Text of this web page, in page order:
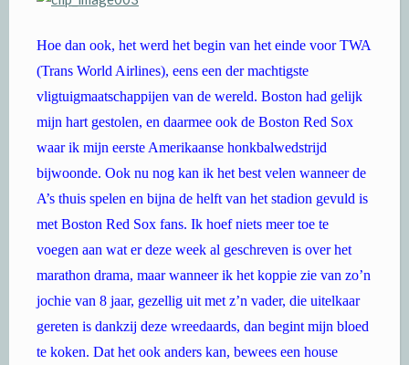
Hoe dan ook, het werd het begin van het einde voor TWA
(Trans World Airlines), eens een der machtigste
vligtuigmaatschappijen van de wereld. Boston had gelijk
mijn hart gestolen, en daarmee ook de Boston Red Sox
waar ik mijn eerste Amerikaanse honkbalwedstrijd
bijwoonde. Ook nu nog kan ik het best velen wanneer de
A’s thuis spelen en bijna de helft van het stadion gevuld is
met Boston Red Sox fans. Ik hoef niets meer toe te
voegen aan wat er deze week al geschreven is over het
marathon drama, maar wanneer ik het koppie zie van zo’n
jochie van 8 jaar, gezellig uit met z’n vader, die uitelkaar
gereten is dankzij deze wreedaards, dan begint mijn bloed
te koken. Dat het ook anders kan, bewees een house